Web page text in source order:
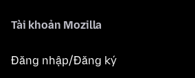
Tài khoản Mozilla
Đăng nhập/Đăng ký